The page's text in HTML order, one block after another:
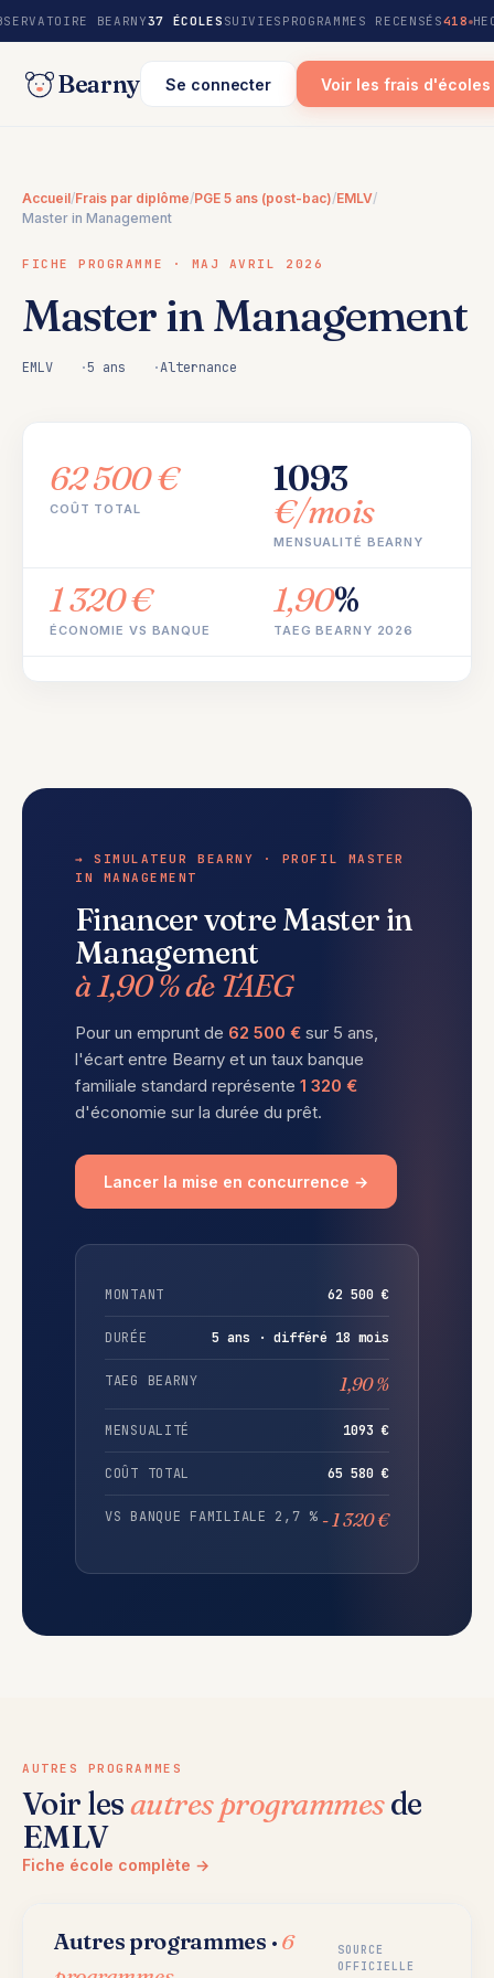
contenu BEARNY37 ÉCOLES SUIVIES PROGRAMMES RECENSÉS418
Bearny Se connecter Voir les frais d'écoles
Accueil/Frais par diplôme/PGE 5 ans (post-bac)/EMLV/
Master in Management
FICHE PROGRAMME · MAJ AVRIL 2026
Master in Management
EMLV 5 ans Alternance
62 500 €
COÛT TOTAL
1093
€/mois
MENSUALITÉ BEARNY
1 320 €
ÉCONOMIE VS BANQUE
1,90%
TAEG BEARNY 2026
→ SIMULATEUR BEARNY · PROFIL MASTER
IN MANAGEMENT
Financer votre Master in
Management
à 1,90 % de TAEG
Pour un emprunt de 62 500 € sur 5 ans,
l'écart entre Bearny et un taux banque
familiale standard représente 1 320 €
d'économie sur la durée du prêt.
Lancer la mise en concurrence →
MONTANT 62 500 €
DURÉE 5 ans · différé 18 mois
TAEG BEARNY 1,90 %
MENSUALITÉ 1093 €
COÛT TOTAL 65 580 €
VS BANQUE FAMILIALE 2,7 % - 1 320 €
AUTRES PROGRAMMES
Voir lesautres programmesde
EMLV
Fiche école complète →
Autres programmes · 6
SOURCE
OFFICIELLE